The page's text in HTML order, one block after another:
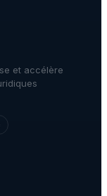
et accélère